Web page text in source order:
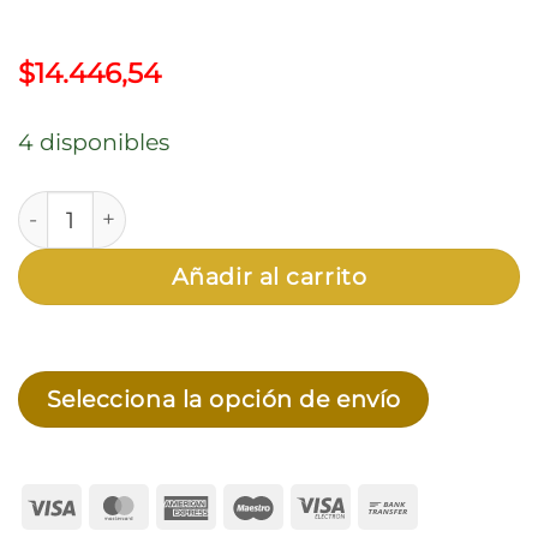
$14.446,54
4 disponibles
Herramientas Multifuncion Plegable Tipo Navaja
Añadir al carrito
Selecciona la opción de envío
Visa MasterCardAmericanMaestroVisa